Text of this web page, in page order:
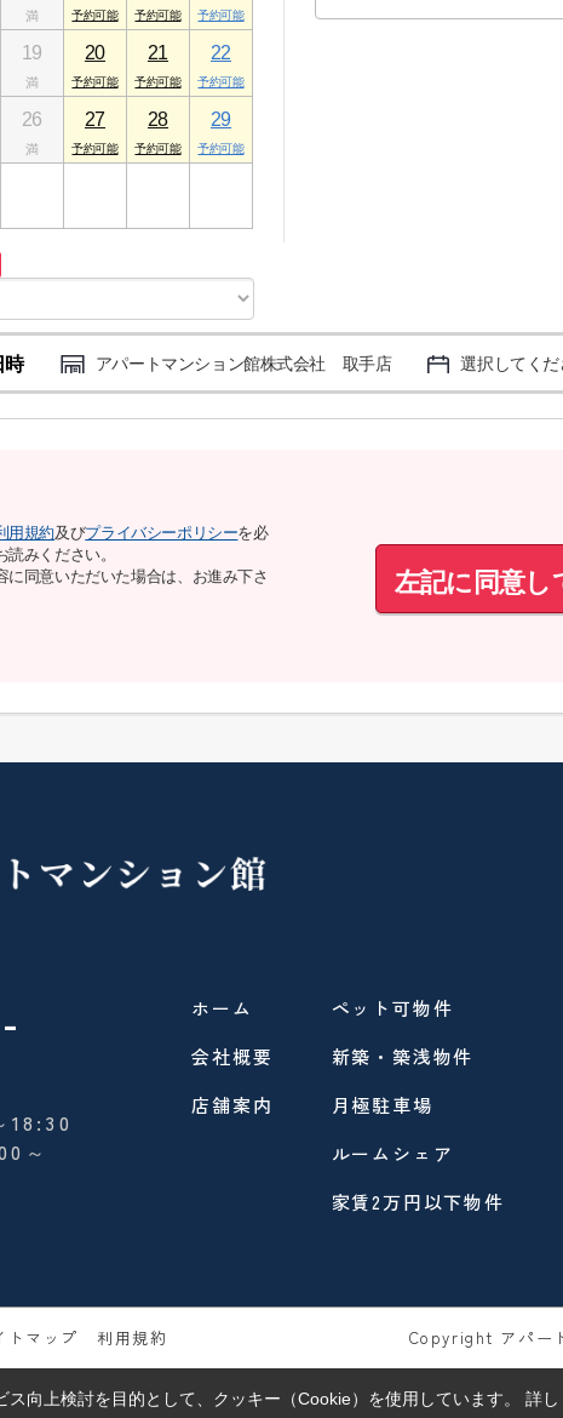
19 20 21 22
26 27 28 29
時 アパートマンション館株式会社 取手店 選択してくだ
用規約及びプライバシーポリシーを必
読みください。
に同意いただいた場合は、お進み下さ
左記に同意し
18:30
～
ホーム
会社概要
店舗案内
ペット可物件
新築・築浅物件
月極駐車場
ルームシェア
家賃2万円以下物件
トマップ 利用規約 Copyright アパー
向上検討を目的として、クッキー（Cookie）を使用しています。 詳し